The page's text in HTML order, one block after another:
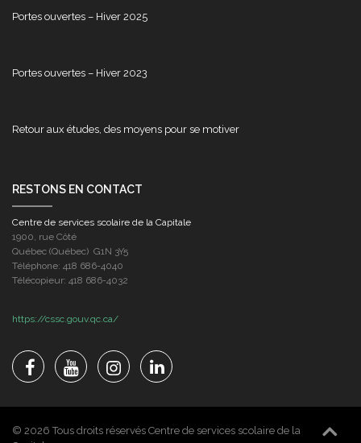
Portes ouvertes – Hiver 2025
Portes ouvertes – Hiver 2023
Retour aux études, des moyens pour se motiver
RESTONS EN CONTACT
Centre de services scolaire de la Capitale
1900, rue Côté
Québec (Québec) G1N 3Y5
Téléphone: 418 686-4040
Télécopieur: 418 686-4032
https://cssc.gouv.qc.ca/
© 2026 Tous droits réservés Centre de services scolaire de la